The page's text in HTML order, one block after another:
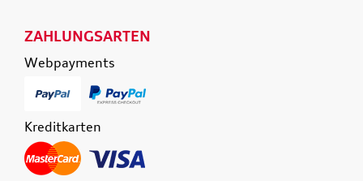
ZAHLUNGSARTEN
Webpayments
Kreditkarten